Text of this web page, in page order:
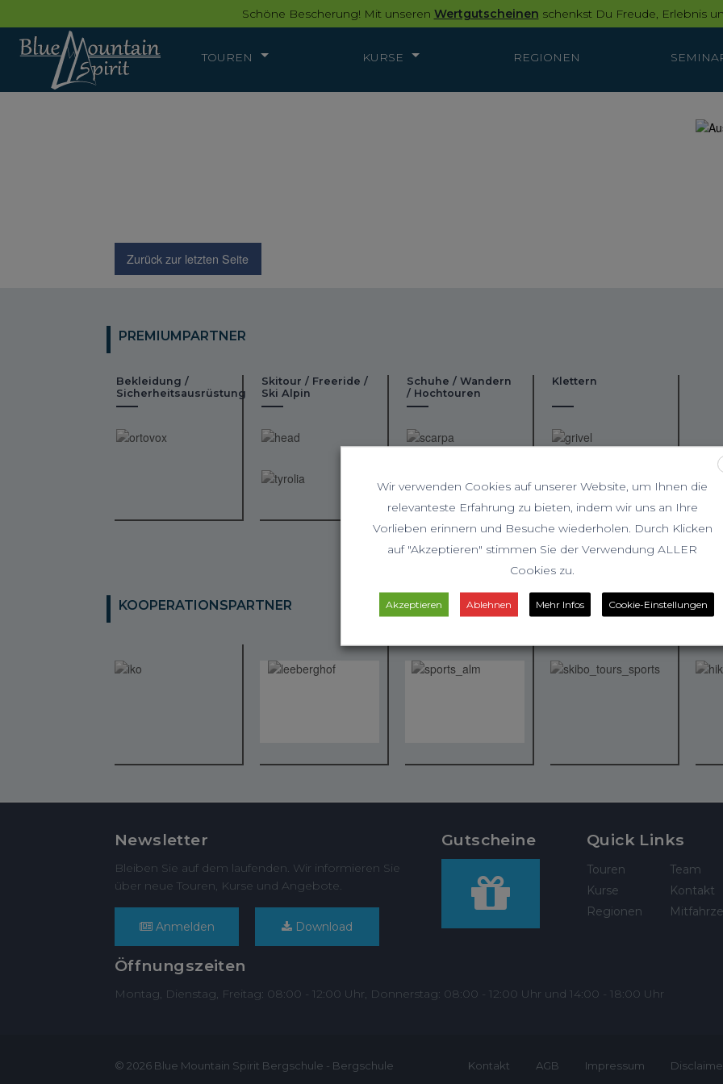
Schöne Bescherung! Mit unseren Wertgutscheinen schenkst Du Freude, Erlebnis
TOUREN KURSE REGIONEN
Zurück zur letzten Seite
PREMIUMPARTNER
Bekleidung /
Sicherheitsausrüstung
Skitour / Freeride /
Ski Alpin
Schuhe / Wandern
/ Hochtouren
Klettern
KOOPERATIONSPARTNER
Newsletter
Bleiben Sie auf dem laufenden. Wir informieren Sie
über neue Touren, Kurse und Angebote.
Anmelden Download
Gutscheine Quick Links
Touren
Kurse
Regionen
Team
Kontakt
Öffnungszeiten
Montag, Dienstag, Freitag: 08:00 - 12:00 Uhr, Donnerstag: 08:00 - 12:00 Uhr und 14:00 - 18:00 Uhr
© 2026 Blue Mountain Spirit Bergschule - Bergschule Kontakt AGB Impressum
Wir verwenden Cookies auf unserer Website, um Ihnen die
relevanteste Erfahrung zu bieten, indem wir uns an Ihre
Vorlieben erinnern und Besuche wiederholen. Durch Klicken
auf "Akzeptieren" stimmen Sie der Verwendung ALLER
Cookies zu.
Akzeptieren Ablehnen Mehr Infos Cookie-Einstellungen